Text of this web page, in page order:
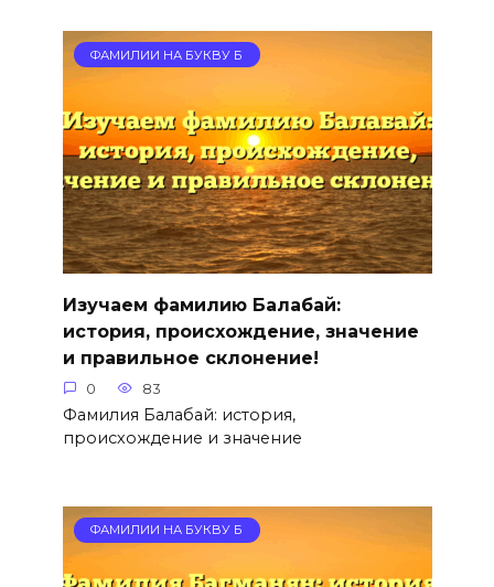
ФАМИЛИИ НА БУКВУ Б
Изучаем фамилию Балабай:
история, происхождение, значение
и правильное склонение!
0 83
Фамилия Балабай: история,
происхождение и значение
ФАМИЛИИ НА БУКВУ Б